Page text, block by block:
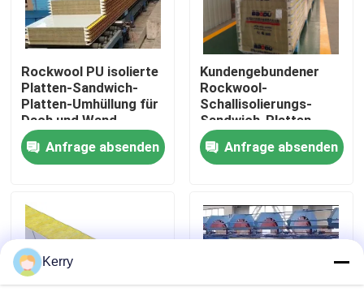
Qualitätskontrolle
Treten Sie mit uns in Verbindung
Fordern Sie ein Zitat
Stahlkonstruktionslager
Rockwool PU isolierte
Platten-Sandwich-
Platten-Umhüllung für
Dach und Wand
Anfrage absenden
Kundengebundener
Rockwool-
Schallisolierungs-
Sandwich-Platten-
Wand-Stahl
schalldicht
Anfrage absenden
Kerry